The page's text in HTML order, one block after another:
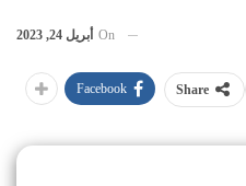
On أبريل 24, 2023
Share
Facebook